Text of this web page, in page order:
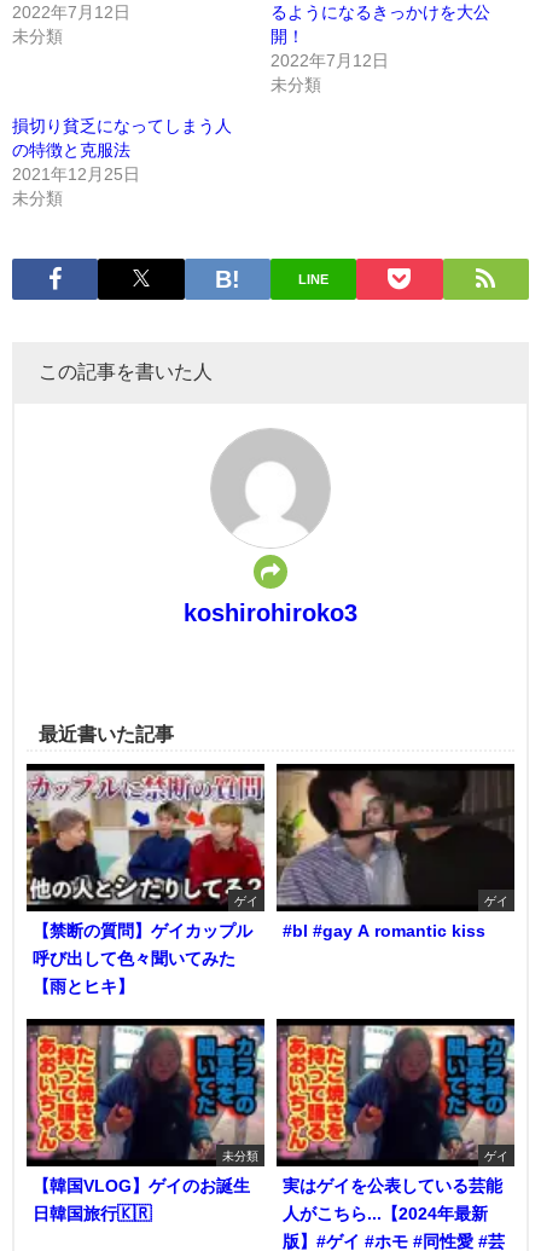
2022年7月12日
未分類
るようになるきっかけを大公
開！
2022年7月12日
未分類
損切り貧乏になってしまう人
の特徴と克服法
2021年12月25日
未分類
LINE
この記事を書いた人
koshirohiroko3
最近書いた記事
ゲイ
【禁断の質問】ゲイカップル
呼び出して色々聞いてみた
【雨とヒキ】
ゲイ
#bl #gay A romantic kiss
未分類
【韓国VLOG】ゲイのお誕生
日韓国旅行🇰🇷
ゲイ
実はゲイを公表している芸能
人がこちら...【2024年最新
版】#ゲイ #ホモ #同性愛 #芸